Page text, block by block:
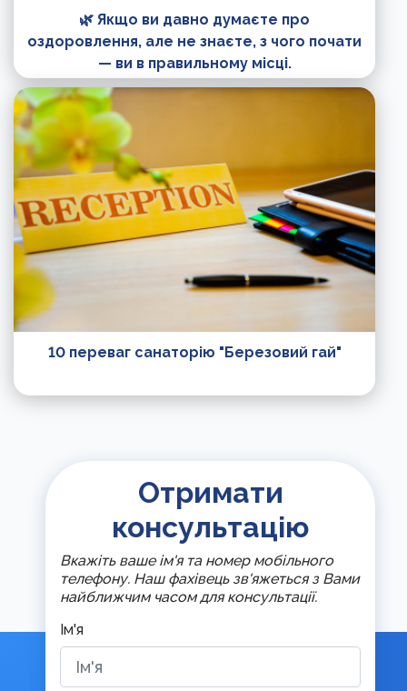
🌿 Якщо ви давно думаєте про
оздоровлення, але не знаєте, з чого почати
— ви в правильному місці.
10 переваг санаторію "Березовий гай"
Отримати
консультацію
Вкажіть ваше ім'я та номер мобільного
телефону. Наш фахівець зв'яжеться з Вами
найближчим часом для консультації.
Ім'я